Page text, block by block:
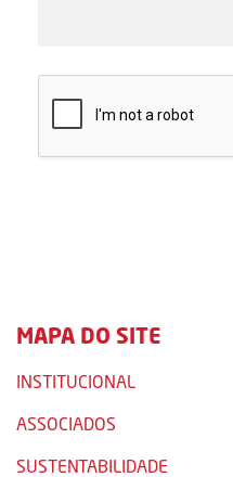
MAPA DO SITE
INSTITUCIONAL
ASSOCIADOS
SUSTENTABILIDADE